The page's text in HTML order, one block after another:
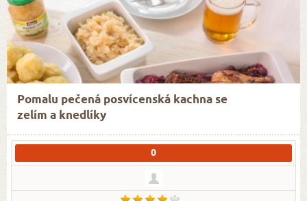
Pomalu pečená posvícenská kachna se
zelím a knedlíky
0